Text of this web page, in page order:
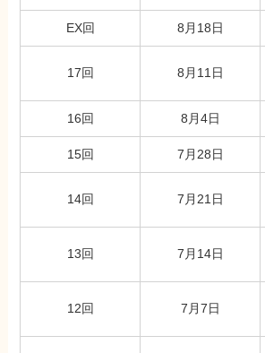
EX回 8月18日
17回 8月11日
16回 8月4日
15回 7月28日
14回 7月21日
13回 7月14日
12回 7月7日